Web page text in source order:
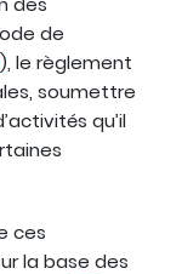
de
), le règlement
soumettre
qu’il
ces
la base des